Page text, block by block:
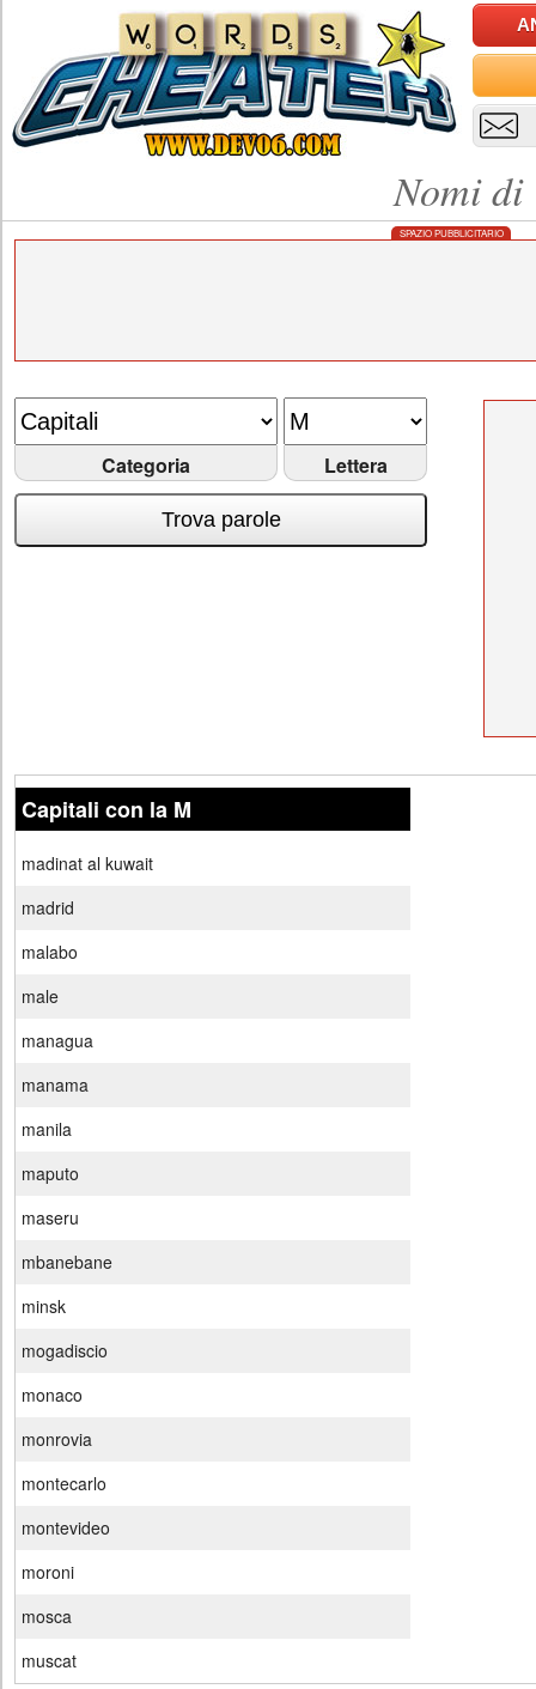
Nomi
SPAZIO PUBBLICITARIO
Categoria Lettera
Trova parole
Capitali con la M
madinat al kuwait
madrid
malabo
male
managua
manama
manila
maputo
maseru
mbanebane
minsk
mogadiscio
monaco
monrovia
montecarlo
montevideo
moroni
mosca
muscat